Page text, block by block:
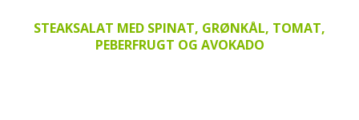
STEAKSALAT MED SPINAT, GRØNKÅL, TOMAT,
PEBERFRUGT OG AVOKADO